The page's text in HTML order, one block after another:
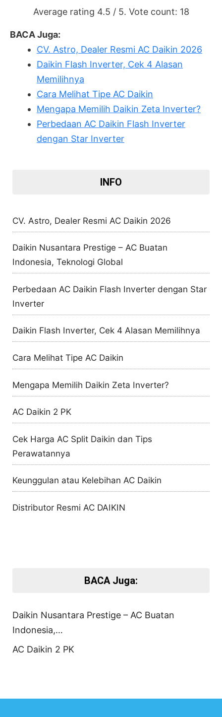
Average rating 4.5 / 5. Vote count: 18
BACA Juga:
CV. Astro, Dealer Resmi AC Daikin 2026
Daikin Flash Inverter, Cek 4 Alasan
Memilihnya
Cara Melihat Tipe AC Daikin
Mengapa Memilih Daikin Zeta Inverter?
Perbedaan AC Daikin Flash Inverter
dengan Star Inverter
INFO
CV. Astro, Dealer Resmi AC Daikin 2026
Daikin Nusantara Prestige – AC Buatan
Indonesia, Teknologi Global
Perbedaan AC Daikin Flash Inverter dengan Star
Inverter
Daikin Flash Inverter, Cek 4 Alasan Memilihnya
Cara Melihat Tipe AC Daikin
Mengapa Memilih Daikin Zeta Inverter?
AC Daikin 2 PK
Cek Harga AC Split Daikin dan Tips
Perawatannya
Keunggulan atau Kelebihan AC Daikin
Distributor Resmi AC DAIKIN
BACA Juga:
Daikin Nusantara Prestige – AC Buatan
Indonesia,…
AC Daikin 2 PK